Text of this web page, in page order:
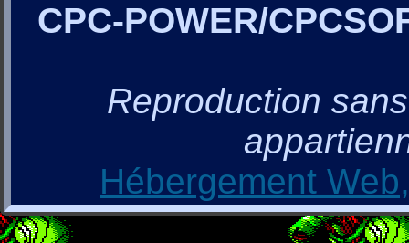
CPC-POWER/
Reproduction
Hébergement